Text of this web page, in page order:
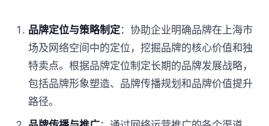
品牌定位与策略制定：协助企业明确品牌在上海市
场及网络空间中的定位，挖掘品牌的核心价值和独
特卖点。根据品牌定位制定长期的品牌发展战略，
包括品牌形象塑造、品牌传播规划和品牌价值提升
路径。